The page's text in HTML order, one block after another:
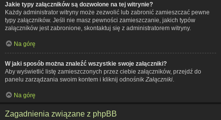
Jakie typy załączników są dozwolone na tej witrynie?
Każdy administrator witryny może zezwolić lub zabronić zamieszczać pewne
typy załączników. Jeśli nie masz pewności zamieszczanie, jakich typów
załączników jest zabronione, skontaktuj się z administratorem witryny.
Na górę
W jaki sposób można znaleźć wszystkie swoje załączniki?
Aby wyświetlić listę zamieszczonych przez ciebie załączników, przejdź do
panelu zarządzania swoim kontem i kliknij odnośnik Załączniki
Na górę
Zagadnienia związane z phpBB